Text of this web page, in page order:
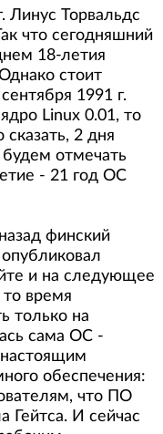
Линус Торвальдс
что сегодняшний
18-летия
стоит
1991 г.
Linux 0.01, то
2 дня
отмечать
- 21 год ОС
финский
и на следующее
время
только на
сама ОС -
обеспечения:
что ПО
Гейтса. И сейчас